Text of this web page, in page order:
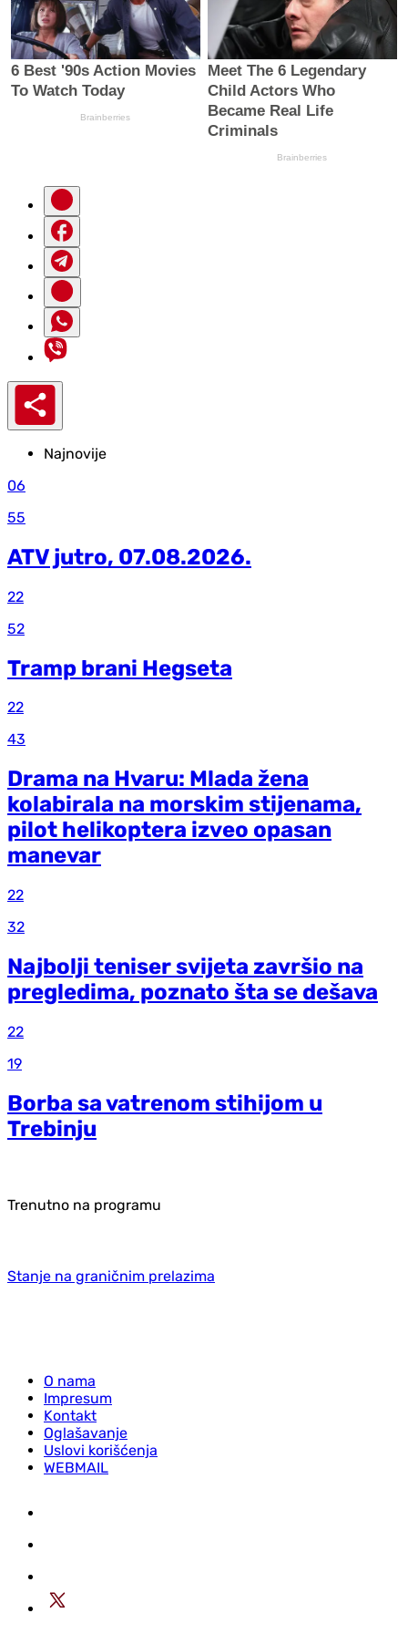
Najnovije
06
55
ATV jutro, 07.08.2026.
22
52
Tramp brani Hegseta
22
43
Drama na Hvaru: Mlada žena
kolabirala na morskim stijenama,
pilot helikoptera izveo opasan
manevar
22
32
Najbolji teniser svijeta završio na
pregledima, poznato šta se dešava
22
19
Borba sa vatrenom stihijom u
Trebinju
Trenutno na programu
Stanje na graničnim prelazima
O nama
Impresum
Kontakt
Oglašavanje
Uslovi korišćenja
WEBMAIL